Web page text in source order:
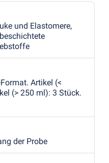
und Elastomere,
Artikel (<
(> 250 ml): 3 Stück.
der Probe